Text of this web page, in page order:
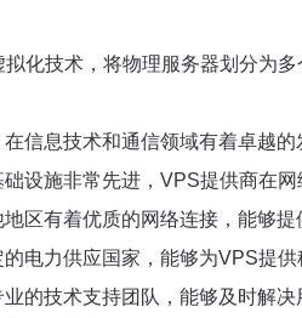
化技术，将物理服务器划分为
信息技术和通信领域有着卓越
设施非常先进，VPS提供商在
区有着优质的网络连接，能够提
电力供应国家，能够为VPS提
的技术支持团队，能够及时解决